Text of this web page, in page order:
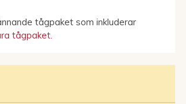
tågpaket som inkluderar
tågpaket.